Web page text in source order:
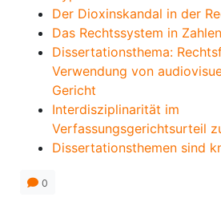
Der Dioxinskandal in der
Das Rechtssystem in Zahlen
Dissertationsthema:
Verwendung von
Gericht
Interdisziplinarität im
Verfassungsgerichtsurteil
Dissertationsthemen sind
0